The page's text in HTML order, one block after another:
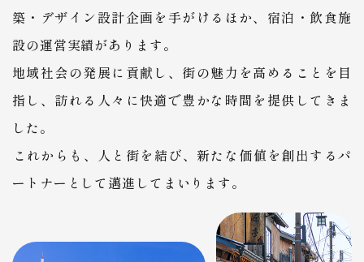
築・デザイン設計企画を手がけるほか、宿泊・飲食施
設の運営実績があります。
地域社会の発展に貢献し、街の魅力を高めることを目
指し、訪れる人々に快適で豊かな時間を提供してきま
した。
​​​​​​​これからも、人と街を結び、新たな価値を創出するパ
ートナーとして邁進してまいります。